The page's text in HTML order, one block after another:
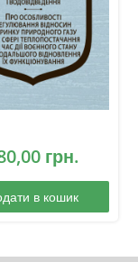
та у сфері
під
воєнного стану
подальшого
їх
грн.
в кошик